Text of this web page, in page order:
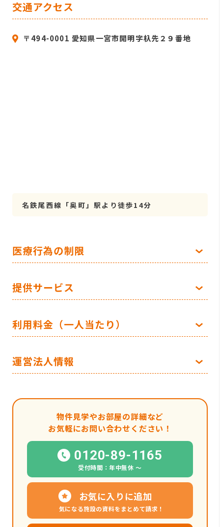
交通アクセス
〒494-0001 愛知県一宮市開明字杁先２９番地
名鉄尾西線「奥町」駅より徒歩14分
医療行為の制限
提供サービス
利用料金（一人当たり）
運営法人情報
物件見学やお部屋の詳細など
お気軽にお問い合わせください！
0120-89-1165
受付時間：年中無休 〜
お気に入りに追加
気になる施設の資料をまとめて請求！